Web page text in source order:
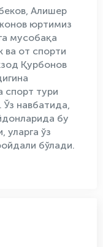
Алишер
юртимиз
мусобақа
ва от спорти
Қурбонов
спорт тури
навбатида,
бу
уларга ўз
бўлади.